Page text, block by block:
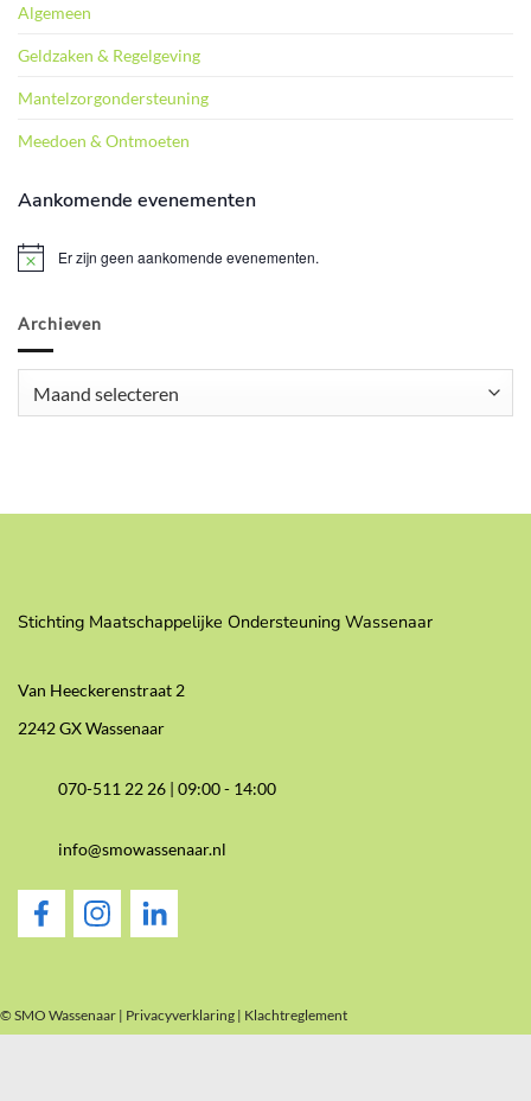
Algemeen
Geldzaken & Regelgeving
Mantelzorgondersteuning
Meedoen & Ontmoeten
Aankomende evenementen
BerichtEr zijn geen aankomende evenementen.
Archieven
Stichting Maatschappelijke Ondersteuning Wassenaar
Van Heeckerenstraat 2
2242 GX Wassenaar
070-511 22 26 |09:00 - 14:00
info@smowassenaar.nl
© SMO Wassenaar | Privacyverklaring | Klachtreglement